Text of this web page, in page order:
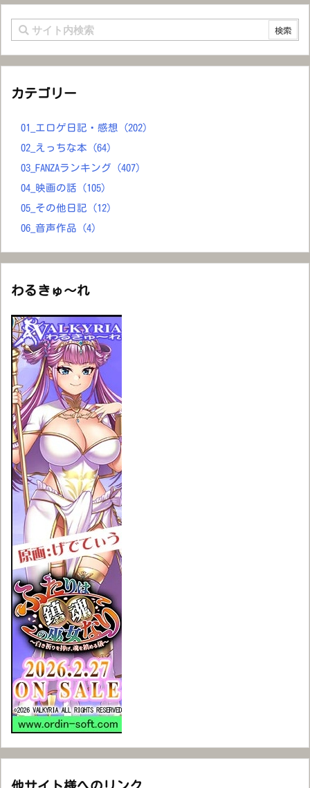
カテゴリー
01_エロゲ日記・感想
(202)
02_えっちな本
(64)
03_FANZAランキング
(407)
04_映画の話
(105)
05_その他日記
(12)
06_音声作品
(4)
わるきゅ～れ